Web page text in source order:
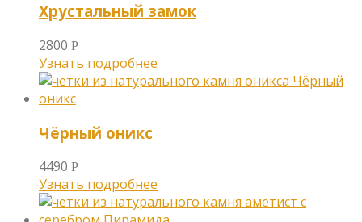
Хрустальный замок
2800 Р
Узнать подробнее
Чёрный оникс
4490 Р
Узнать подробнее